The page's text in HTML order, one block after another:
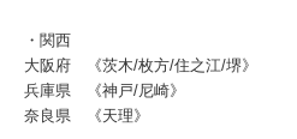
・関西
大阪府 《茨木/枚方/住之江/堺》
兵庫県 《神戸/尼崎》
奈良県 《天理》